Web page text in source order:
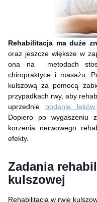
Rehabilitacja ma duże
oraz jeszcze większe w
ona na metodach
chiropraktyce i masażu.
kulszową za pomocą
przypadkach rwy, aby
uprzednie podanie
Dopiero po wygaszeniu
korzenia nerwowego
efekty.
Zadania
kulszowej
Rehabilitacja w rwie